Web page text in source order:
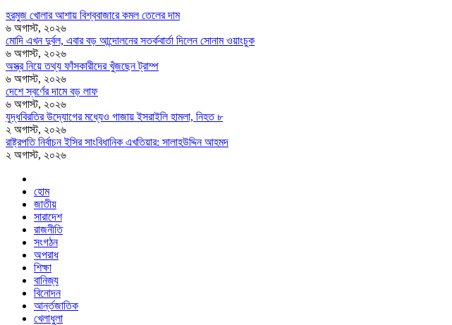
হরমুজ খোলার আশায় বিশ্ববাজারে কমল তেলের দাম
৬ অগাস্ট, ২০২৬
মোদি এখন দুর্বল, এবার বড় আন্দোলনের সতর্কবার্তা দিলেন সোনাম ওয়াংচুক
৬ অগাস্ট, ২০২৬
অস্ত্র নিয়ে তথ্য ফাঁসকারীদের খুঁজছেন ট্রাম্প
৬ অগাস্ট, ২০২৬
দেশে স্বর্ণের দামে বড় লাফ
৬ অগাস্ট, ২০২৬
যুদ্ধবিরতির উদ্যোগের মধ্যেও গাজায় ইসরাইলি হামলা, নিহত ৮
২ অগাস্ট, ২০২৬
রাষ্ট্রপতি নির্বাচন ইসির সাংবিধানিক এখতিয়ার: সালাহউদ্দিন আহমদ
২ অগাস্ট, ২০২৬
হোম
জাতীয়
সারাদেশ
রাজনীতি
সংগঠন
অপরাধ
শিক্ষা
বানিজ্য
বিনোদন
আর্ন্তজাতিক
খেলাধুলা